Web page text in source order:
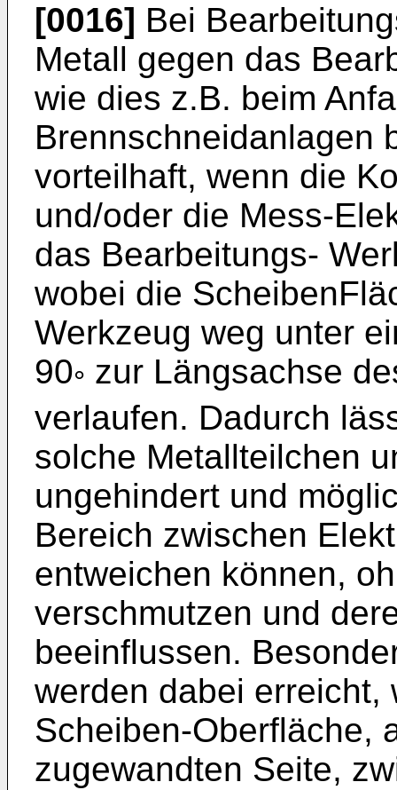
[0016] Bei
Metall gegen das
wie dies z.B. beim
Brennschneidanlagen
vorteilhaft, wenn die
und/oder die Mess-
das Bearbeitungs-
wobei die
Werkzeug weg unter
90° zur Längsachse
verlaufen. Dadurch
solche Metallteilchen
ungehindert und
Bereich zwischen
entweichen können,
verschmutzen und
beeinflussen.
werden dabei erreicht,
Scheiben-Oberfläche,
zugewandten Seite,